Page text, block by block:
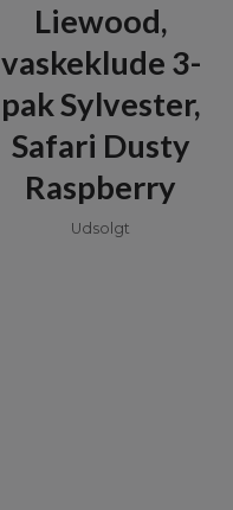
Liewood,
vaskeklude 3-
pak Sylvester,
Safari Dusty
Raspberry
Udsolgt